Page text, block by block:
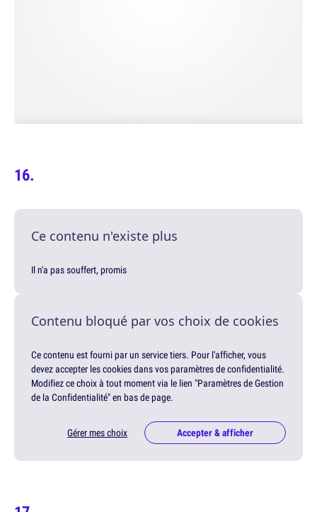
Ce contenu n'existe plus
Il n'a pas souffert, promis
Contenu bloqué par vos choix de cookies
Ce contenu est fourni par un service tiers. Pour l'afficher, vous
devez accepter les cookies dans vos paramètres de confidentialité.
Modifiez ce choix à tout moment via le lien "Paramètres de Gestion
de la Confidentialité" en bas de page.
Gérer mes choix Accepter & afficher